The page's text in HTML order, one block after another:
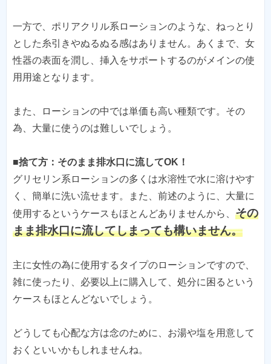
一方で、ポリアクリル系ローションのような、ねっとり
とした糸引きやぬるぬる感はありません。あくまで、女
性器の表面を潤し、挿入をサポートするのがメインの使
用用途となります。
また、ローションの中では単価も高い種類です。その
為、大量に使うのは難しいでしょう。
■捨て方：そのまま排水口に流してOK！
グリセリン系ローションの多くは水溶性で水に溶けやす
く、簡単に洗い流せます。また、前述のように、大量に
使用するというケースもほとんどありませんから、 その
まま排水口に流してしまっても構いません。
主に女性の為に使用するタイプのローションですので、
雑に使ったり、必要以上に購入して、処分に困るという
ケースもほとんどないでしょう。
どうしても心配な方は念のために、お湯や塩を用意して
おくといいかもしれませんね。